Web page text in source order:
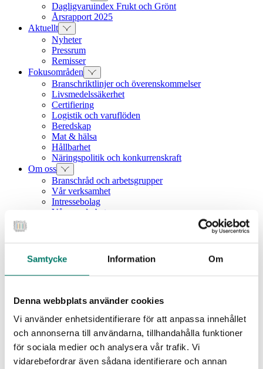
Samtycke Information Om
Denna webbplats använder cookies
Vi använder enhetsidentifierare för att anpassa innehållet
och annonserna till användarna, tillhandahålla funktioner
för sociala medier och analysera vår trafik. Vi
vidarebefordrar även sådana identifierare och annan
Dagligvaruindex Frukt och Grönt
Årsrapport 2025
Aktuellt
Nyheter
Pressrum
Remisser
Fokusområden
Branschriktlinjer och överenskommelser
Livsmedelssäkerhet
Certifiering
Logistik och varuflöden
Beredskap
Mat & hälsa
Hållbarhet
Näringspolitik och konkurrenskraft
Om oss
Branschråd och arbetsgrupper
Vår verksamhet
Intressebolag
Våra medarbetare
Årets dagligvara
Kunskapsbank
Rapporter
Webbinarium
Moms på livsmedel
Nyhet
Information: NPA sänker